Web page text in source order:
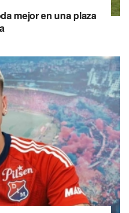
mejor en una plaza